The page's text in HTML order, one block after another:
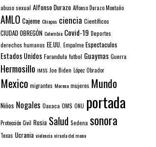
abuso sexual Alfonso Durazo Alfonso Durazo Montaño
AMLO Cajeme Chiapas ciencia Científicos
CIUDAD OBREGÓN Colombia Covid-19 Deportes
derechos humanos EE.UU. Empalme Espectaculos
Estados Unidos Farandula futbol Guaymas Guerra
Hermosillo IMSS Joe Biden López Obrador
Mexico migrantes Morena mujeres Mundo
Niños Nogales Oaxaca OMS ONU portada
Protección Civil Rusia Salud Sedena sonora
Texas Ucrania violencia viruela del mono